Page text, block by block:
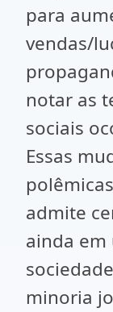
para
vendas/
notar as
sociais
Essas
admite
ainda
minoria